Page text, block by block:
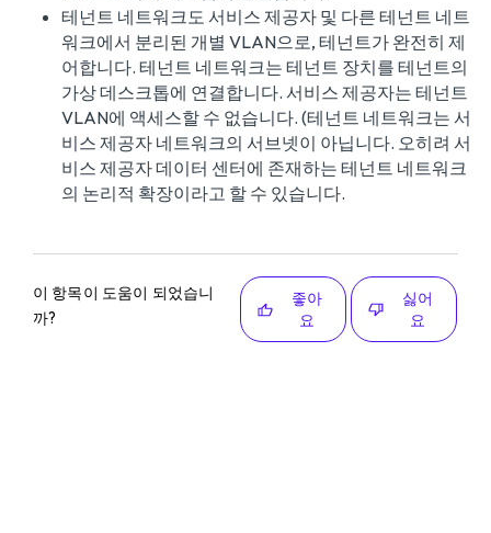
테넌트 네트워크도 서비스 제공자 및 다른 테넌트 네트
워크에서 분리된 개별 VLAN으로, 테넌트가 완전히 제
어합니다. 테넌트 네트워크는 테넌트 장치를 테넌트의
가상 데스크톱에 연결합니다. 서비스 제공자는 테넌트
VLAN에 액세스할 수 없습니다. (테넌트 네트워크는 서
비스 제공자 네트워크의 서브넷이 아닙니다. 오히려 서
비스 제공자 데이터 센터에 존재하는 테넌트 네트워크
의 논리적 확장이라고 할 수 있습니다.
이 항목이 도움이 되었습니
까?
좋아
요
싫어
요